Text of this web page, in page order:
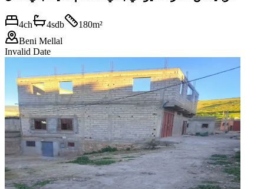
4ch 4sdb 180m²
Beni Mellal
Invalid Date